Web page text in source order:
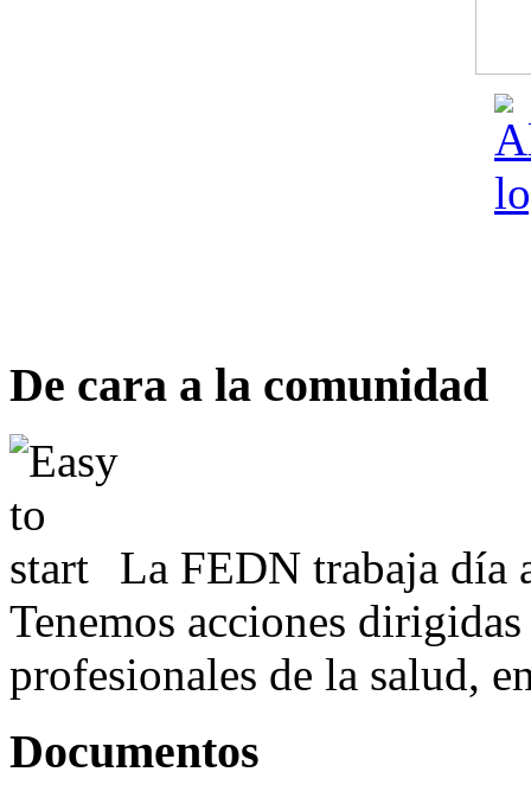
De cara a la comunidad
La FEDN trabaja día
Tenemos acciones
profesionales de la salud,
Documentos